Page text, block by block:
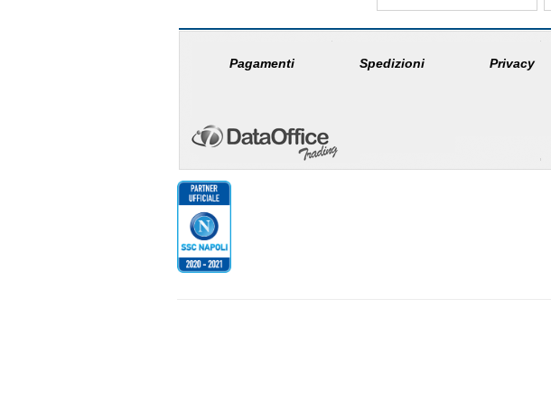
Pagamenti Spedizioni Privacy